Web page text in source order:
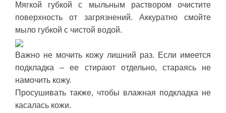
Мягкой губкой с мыльным раствором очистите
поверхность от загрязнений. Аккуратно смойте
мыло губкой с чистой водой.
Важно не мочить кожу лишний раз. Если имеется
подкладка – ее стирают отдельно, стараясь не
намочить кожу.
Просушивать также, чтобы влажная подкладка не
касалась кожи.